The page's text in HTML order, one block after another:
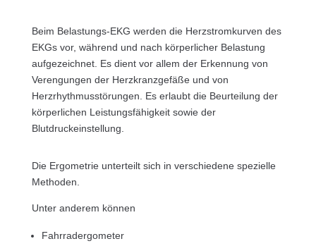
Beim Belastungs-EKG werden die Herzstromkurven des
EKGs vor, während und nach körperlicher Belastung
aufgezeichnet. Es dient vor allem der Erkennung von
Verengungen der Herzkranzgefäße und von
Herzrhythmus­störungen. Es erlaubt die Beurteilung der
körperlichen Leistungsfähigkeit sowie der
Blutdruckeinstellung.
Die Ergometrie unterteilt sich in verschiedene spezielle
Methoden.
Unter anderem können
Fahrradergometer